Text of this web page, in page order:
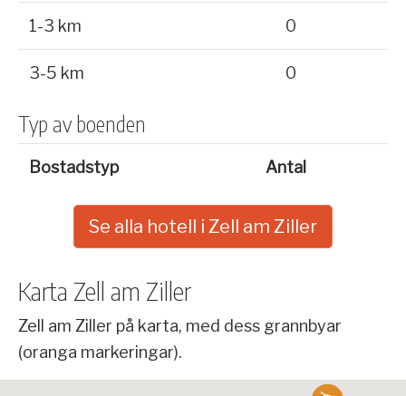
1-3 km 0
3-5 km 0
Typ av boenden
Bostadstyp Antal
Se alla hotell i Zell am Ziller
Karta Zell am Ziller
Zell am Ziller på karta, med dess grannbyar
(oranga markeringar).